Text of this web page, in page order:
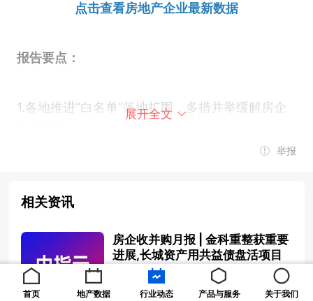
点击查看房地产企业最新数据
报告要点：
1.各地推进“白名单”落地扩围，多措并举缓解房企
还债务。
3.金科重整计划草案提交期限延并召开第一次遴选
评审会，长城资产广西分公司首次通过共益债盘活
展开全文
举报
相关资讯
房企收并购月报 | 金科重整获重要
进展,长城资产用共益债盘活项目
2024-11-13 11:28:17
首页 地产数据 行业动态 产品与服务 关于我们